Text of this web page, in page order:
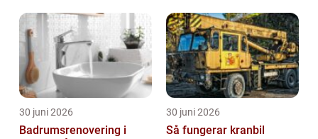
30 juni 2026
Badrumsrenovering i
30 juni 2026
Så fungerar kranbil